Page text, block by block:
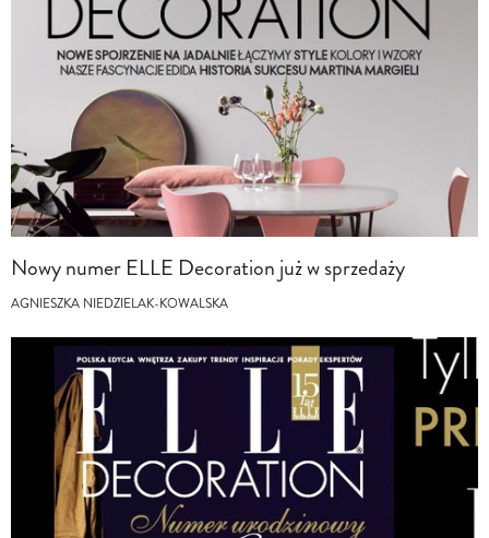
Nowy numer ELLE Decoration już w sprzedaży
AGNIESZKA NIEDZIELAK-KOWALSKA